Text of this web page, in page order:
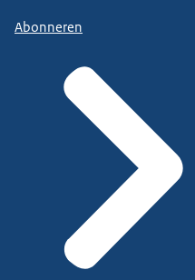
Abonneren